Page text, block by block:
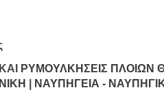
ΡΥΜΟΥΛΚΗΣΕΙΣ ΠΛΟΙΩΝ
ΝΑΥΠΗΓΕΙΑ -